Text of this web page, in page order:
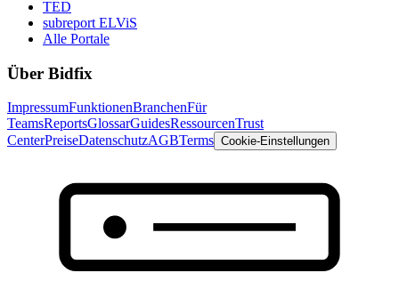
TED
subreport ELViS
Alle Portale
Über Bidfix
ImpressumFunktionenBranchenFür
TeamsReportsGlossarGuidesRessourcenTrust
CenterPreiseDatenschutzAGBTerms Cookie-Einstellungen